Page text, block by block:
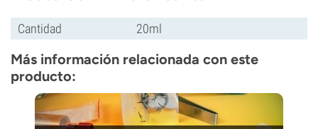
Cantidad 20ml
Más información relacionada con este
producto: